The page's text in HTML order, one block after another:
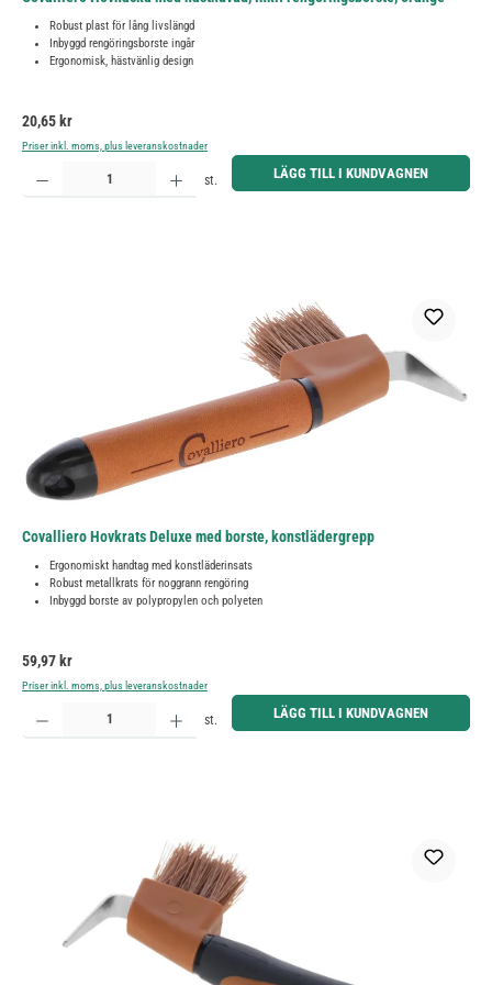
Robust plast för lång livslängd
Inbyggd rengöringsborste ingår
Ergonomisk, hästvänlig design
Ordinarie pris:
20,65 kr
Priser inkl. moms, plus leveranskostnader
Produktkvantitet: Ange önskat belopp eller använd knapparna för att öka eller minska kvantiteten.
st. LÄGG TILL I KUNDVAGNEN
Covalliero Hovkrats Deluxe med borste, konstlädergrepp
Ergonomiskt handtag med konstläderinsats
Robust metallkrats för noggrann rengöring
Inbyggd borste av polypropylen och polyeten
Ordinarie pris:
59,97 kr
Priser inkl. moms, plus leveranskostnader
Produktkvantitet: Ange önskat belopp eller använd knapparna för att öka eller minska kvantiteten.
st. LÄGG TILL I KUNDVAGNEN